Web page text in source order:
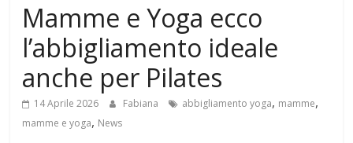
Mamme e Yoga ecco
l’abbigliamento ideale
anche per Pilates
14 Aprile 2026 Fabiana abbigliamento yoga, mamme,
mamme e yoga, News